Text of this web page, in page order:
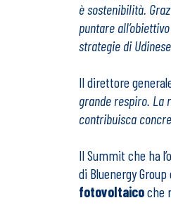
è sostenibilità.
puntare
strategie di
Il direttore
grande respiro. La
contribuisca
Il Summit che ha
di Bluenergy Group
fotovoltaicoche